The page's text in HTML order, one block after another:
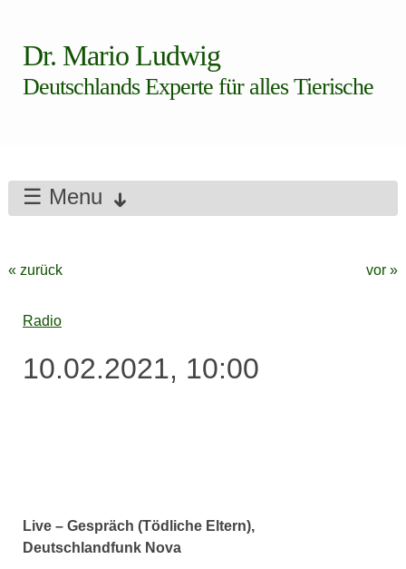
Dr. Mario Ludwig
Deutschlands Experte für alles Tierische
☰ Menu
« zurück vor »
Radio
10.02.2021, 10:00
Live – Gespräch (Tödliche Eltern),
Deutschlandfunk Nova